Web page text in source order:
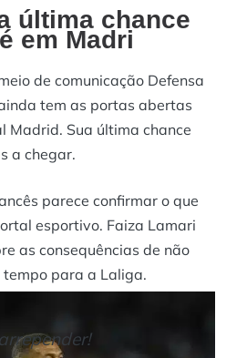
última chance
em Madri
de comunicação Defensa
tem as portas abertas
Madrid. Sua última chance
a chegar.
parece confirmar o que
esportivo. Faiza Lamari
as consequências de não
para a Laliga.